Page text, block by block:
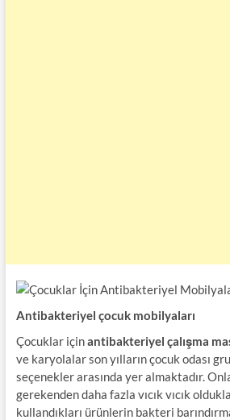
Antibakteriyel çocuk mobilyaları
Çocuklar içinantibakteriyel çalışma
ve karyolalar son yılların çocuk odası
seçenekler arasında yer almaktadır.
gerekenden daha fazla vıcık vıcık
kullandıkları ürünlerin bakteri